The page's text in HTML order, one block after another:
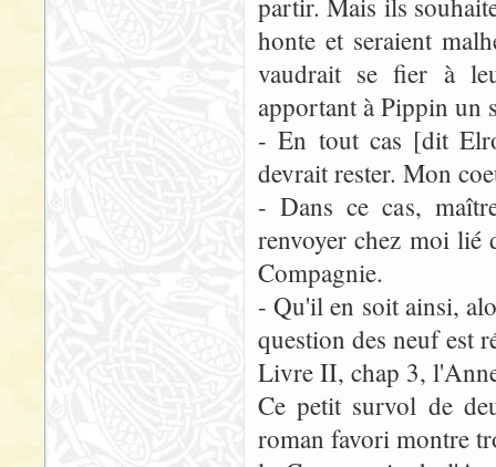
partir. Mais ils
honte et seraient
vaudrait se fier à
apportant à Pippin un
- En tout cas [dit
devrait rester. Mon
- Dans ce cas,
renvoyer chez moi lié
Compagnie.
- Qu'il en soit ainsi,
question des neuf est
Livre II, chap 3,
Ce petit survol de
roman favori montre